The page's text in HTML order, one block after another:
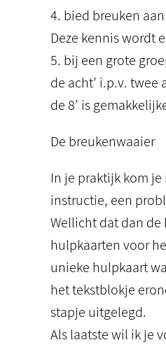
4. bied breuken
Deze kennis wordt
5. bij een grote
de acht’ i.p.v. twee
de 8’ is
De breukenwaaier
In je praktijk kom
instructie, een
Wellicht dat dan
hulpkaarten voor
unieke hulpkaart
het tekstblokje
stapje uitgelegd.
Als laatste wil ik je